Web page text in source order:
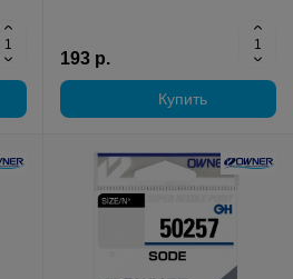
193 р.
Купить